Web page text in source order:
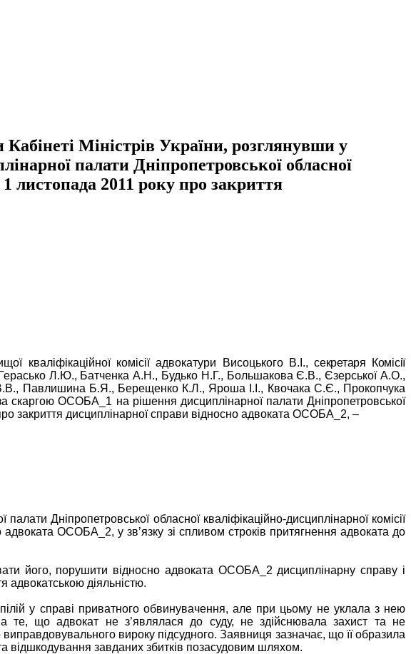
Міністрів України, розглянувши у
палати Дніпропетровської обласної
листопада 2011 року про закриття
кваліфікаційної комісії адвокатури Висоцького В.І.,секретаря Комісії
Герасько Л.Ю., Батченка А.Н., Будько Н.Г., Большакова Є.В., Єзерської А.О.,
Павлишина Б.Я., Берещенко К.Л., Яроша І.І., Квочака С.Є., Прокопчука
скаргою ОСОБА_1 на рішення дисциплінарної палати Дніпропетровської
закриття дисциплінарної справи відносно адвоката ОСОБА_2, –
Дніпропетровської обласної кваліфікаційно-дисциплінарної комісії
ОСОБА_2, у зв’язку зі спливом строків притягнення адвоката до
його, порушити відносно адвоката ОСОБА_2 дисциплінарну справу і
адвокатською діяльністю.
у справі приватного обвинувачення, але при цьому не уклала з нею
що адвокат не з’являлася до суду, не здійснювала захист та не
вироку підсудного. Заявниця зазначає, що її образила
відшкодування завданих збитків позасудовим шляхом.